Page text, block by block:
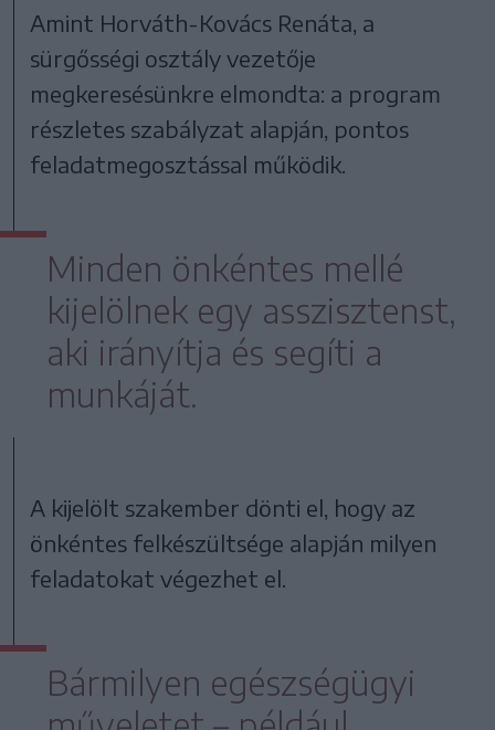
Amint Horváth-Kovács Renáta, a
sürgősségi osztály vezetője
megkeresésünkre elmondta: a program
részletes szabályzat alapján, pontos
feladatmegosztással működik.
Minden önkéntes mellé
kijelölnek egy asszisztenst,
aki irányítja és segíti a
munkáját.
A kijelölt szakember dönti el, hogy az
önkéntes felkészültsége alapján milyen
feladatokat végezhet el.
Bármilyen egészségügyi